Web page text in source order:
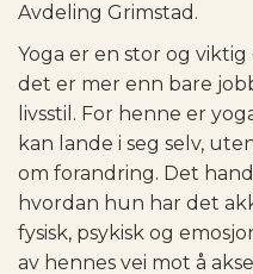
Avdeling Grimstad.
Yoga er en stor og
det er mer enn bare
livsstil. For henne er
kan lande i seg selv,
om forandring. Det
hvordan hun har det
fysisk, psykisk og
av hennes vei mot å